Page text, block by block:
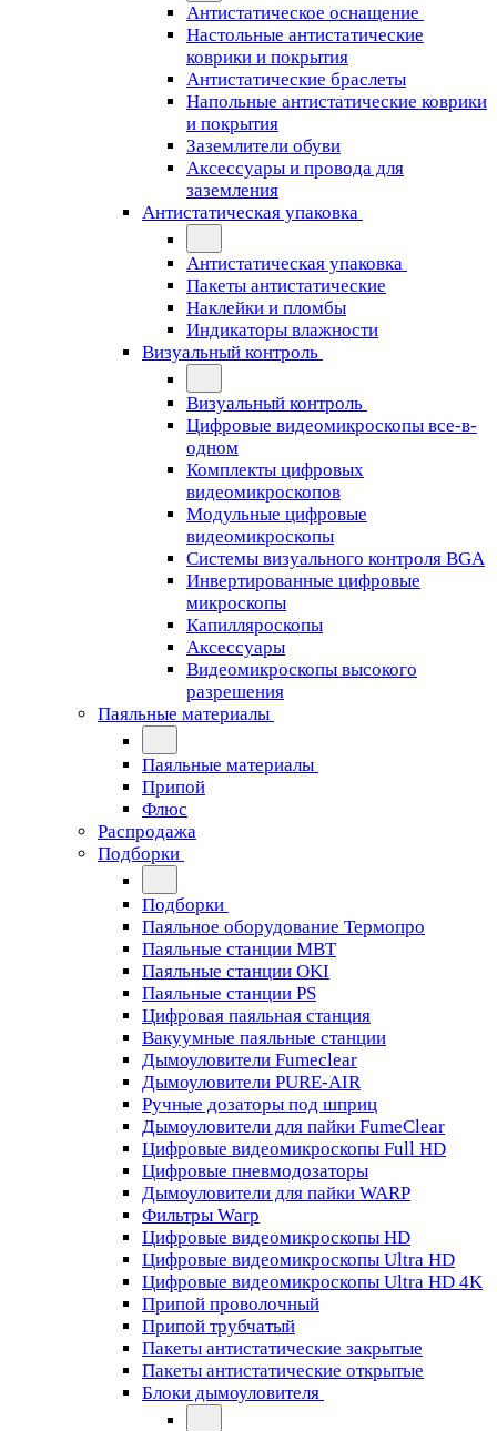
Антистатическое оснащение
Настольные антистатические
коврики и покрытия
Антистатические браслеты
Напольные антистатические коврики
и покрытия
Заземлители обуви
Аксессуары и провода для
заземления
Антистатическая упаковка
Антистатическая упаковка
Пакеты антистатические
Наклейки и пломбы
Индикаторы влажности
Визуальный контроль
Визуальный контроль
Цифровые видеомикроскопы все-в-
одном
Комплекты цифровых
видеомикроскопов
Модульные цифровые
видеомикроскопы
Cистемы визуального контроля BGA
Инвертированные цифровые
микроскопы
Капилляроскопы
Аксессуары
Видеомикроскопы высокого
разрешения
Паяльные материалы
Паяльные материалы
Припой
Флюс
Распродажа
Подборки
Подборки
Паяльное оборудование Термопро
Паяльные станции MBT
Паяльные станции OKI
Паяльные станции PS
Цифровая паяльная станция
Вакуумные паяльные станции
Дымоуловители Fumeclear
Дымоуловители PURE-AIR
Ручные дозаторы под шприц
Дымоуловители для пайки FumeClear
Цифровые видеомикроскопы Full HD
Цифровые пневмодозаторы
Дымоуловители для пайки WARP
Фильтры Warp
Цифровые видеомикроскопы HD
Цифровые видеомикроскопы Ultra HD
Цифровые видеомикроскопы Ultra HD 4K
Припой проволочный
Припой трубчатый
Пакеты антистатические закрытые
Пакеты антистатические открытые
Блоки дымоуловителя